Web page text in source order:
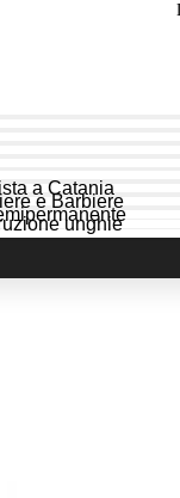
a Catania
e Barbiere
unghie